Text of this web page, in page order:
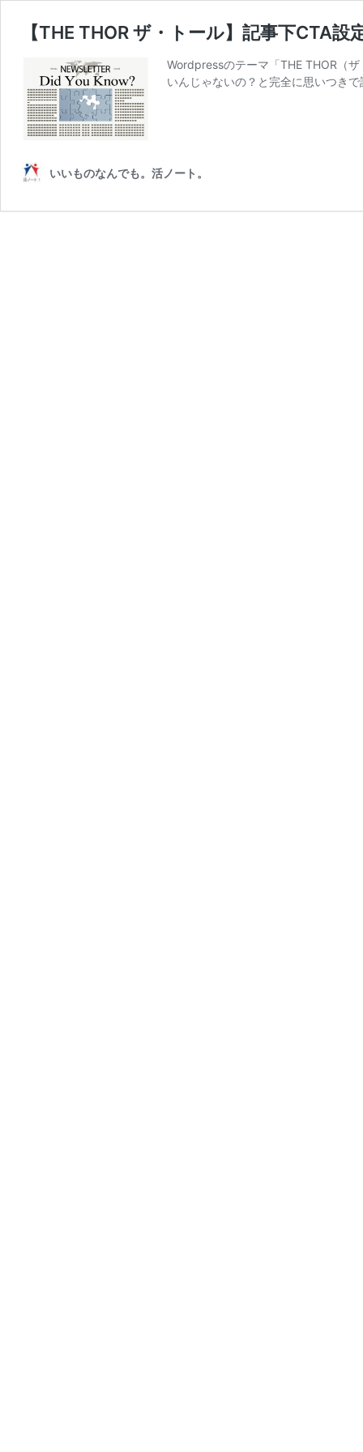
【THE THOR ザ・トール】記事下CTA設
Wordpressのテーマ「THE THOR（
いんじゃないの？と完全に思いつき
いいものなんでも。活ノート。